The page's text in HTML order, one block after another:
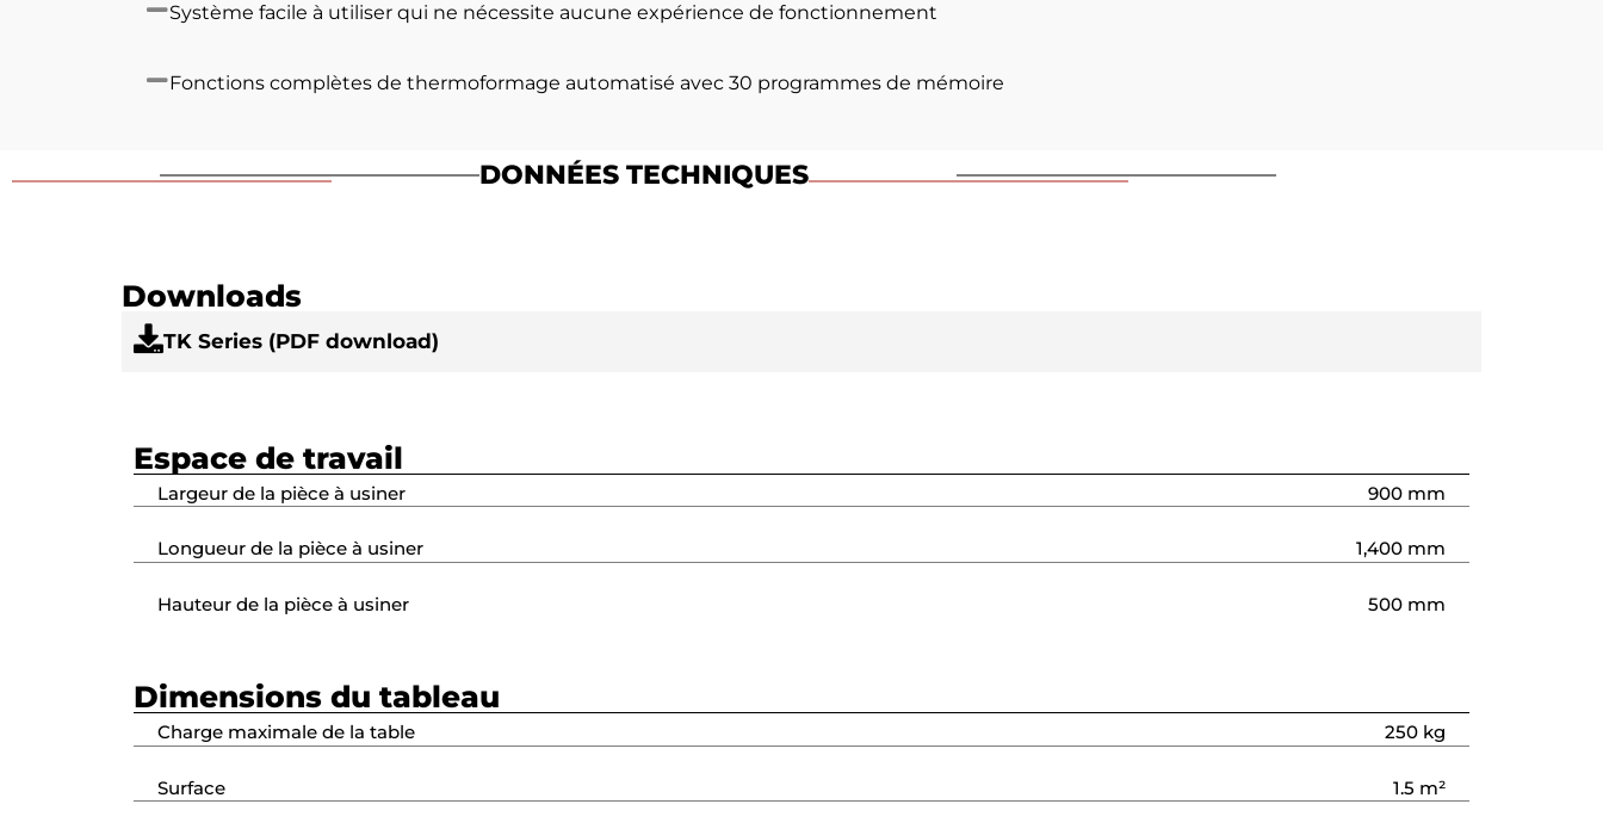
Système facile à utiliser qui ne nécessite aucune expérience de fonctionnement
Fonctions complètes de thermoformage automatisé avec 30 programmes de mémoire
DONNÉES TECHNIQUES
Downloads
TK Series (PDF download)
Espace de travail
Largeur de la pièce à usiner 900 mm
Longueur de la pièce à usiner 1,400 mm
Hauteur de la pièce à usiner 500 mm
Dimensions du tableau
Charge maximale de la table 250 kg
Surface 1.5 m²